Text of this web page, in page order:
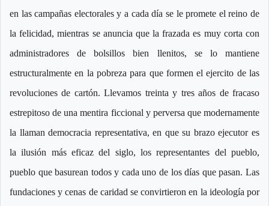
en las campañas electorales y a cada día se le promete el reino de
la felicidad, mientras se anuncia que la frazada es muy corta con
administradores de bolsillos bien llenitos, se lo mantiene
estructuralmente en la pobreza para que formen el ejercito de las
revoluciones de cartón. Llevamos treinta y tres años de fracaso
estrepitoso de una mentira ficcional y perversa que modernamente
la llaman democracia representativa, en que su brazo ejecutor es
la ilusión más eficaz del siglo, los representantes del pueblo,
pueblo que basurean todos y cada uno de los días que pasan. Las
fundaciones y cenas de caridad se convirtieron en la ideología por